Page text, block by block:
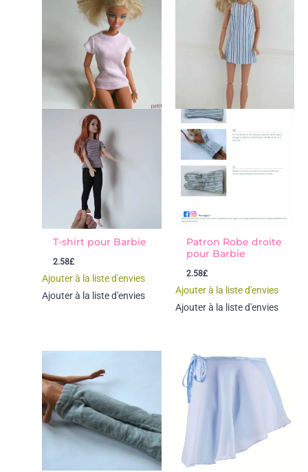
T-shirt pour Barbie
2.58£
Ajouter à la liste d'envies
Ajouter à la liste d'envies
Patron Robe droite
pour Barbie
2.58£
Ajouter à la liste d'envies
Ajouter à la liste d'envies